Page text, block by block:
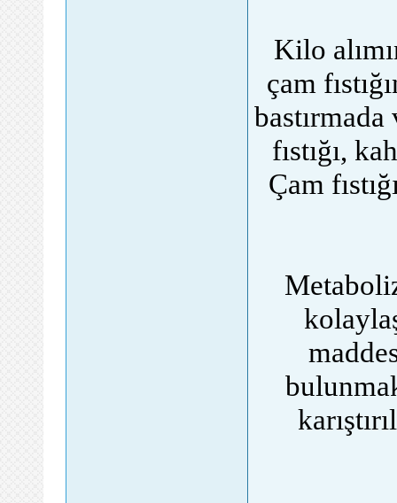
Kilo
çam
fıstığı,
Çam